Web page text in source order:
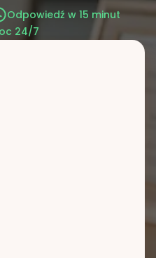
Odpowiedź w 15 minut
24/7